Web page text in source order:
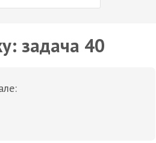
задача 40